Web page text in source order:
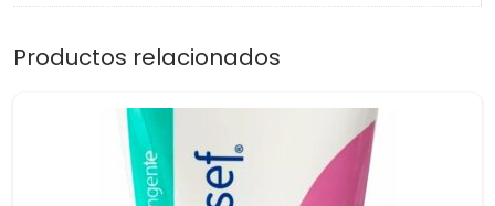
Productos relacionados